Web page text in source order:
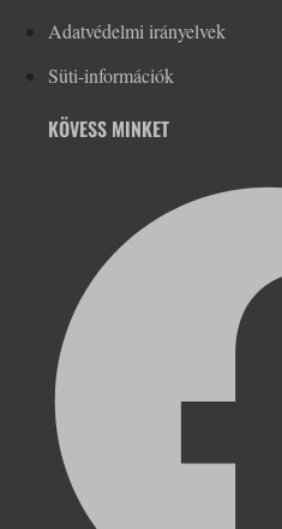
Adatvédelmi irányelvek
Süti-információk
KÖVESS MINKET